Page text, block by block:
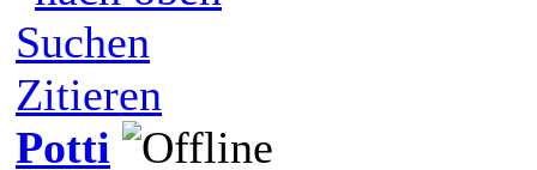
Suchen
Zitieren
Potti